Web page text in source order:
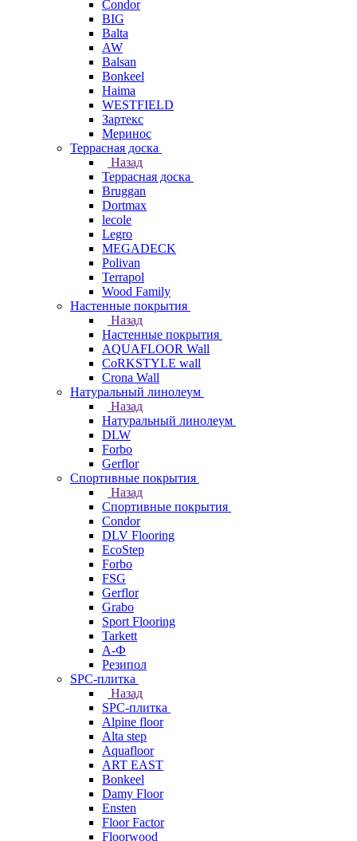
Condor
BIG
Balta
AW
Balsan
Bonkeel
Haima
WESTFIELD
Зартекс
Меринос
Террасная доска
Назад
Террасная доска
Bruggan
Dortmax
lecole
Legro
MEGADECK
Polivan
Terrapol
Wood Family
Настенные покрытия
Назад
Настенные покрытия
AQUAFLOOR Wall
CoRKSTYLE wall
Crona Wall
Натуральный линолеум
Назад
Натуральный линолеум
DLW
Forbo
Gerflor
Спортивные покрытия
Назад
Спортивные покрытия
Condor
DLV Flooring
EcoStep
Forbo
FSG
Gerflor
Grabo
Sport Flooring
Tarkett
А-Ф
Резипол
SPC-плитка
Назад
SPC-плитка
Alpine floor
Alta step
Aquafloor
ART EAST
Bonkeel
Damy Floor
Ensten
Floor Factor
Floorwood